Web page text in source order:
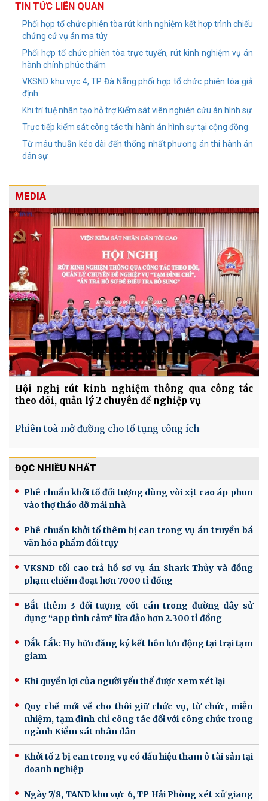
TIN TỨC LIÊN QUAN
Phối hợp tổ chức phiên tòa rút kinh nghiệm kết hợp trình chiếu
chứng cứ vụ án ma túy
Phối hợp tổ chức phiên tòa trực tuyến, rút kinh nghiệm vụ án
hành chính phúc thẩm
VKSND khu vực 4, TP Đà Nẵng phối hợp tổ chức phiên tòa giả
định
Khi trí tuệ nhân tạo hỗ trợ Kiểm sát viên nghiên cứu án hình sự
Trực tiếp kiểm sát công tác thi hành án hình sự tại cộng đồng
Từ mâu thuẫn kéo dài đến thống nhất phương án thi hành án
dân sự
MEDIA
Hội nghị rút kinh nghiệm thông qua công tác
theo dõi, quản lý 2 chuyên đề nghiệp vụ
Phiên toà mở đường cho tố tụng công ích
ĐỌC NHIỀU NHẤT
Phê chuẩn khởi tố đối tượng dùng vòi xịt cao áp phun
vào thợ tháo dỡ mái nhà
Phê chuẩn khởi tố thêm bị can trong vụ án truyền bá
văn hóa phẩm đồi trụy
VKSND tối cao trả hồ sơ vụ án Shark Thủy và đồng
phạm chiếm đoạt hơn 7000 tỉ đồng
Bắt thêm 3 đối tượng cốt cán trong đường dây sử
dụng “app tình cảm” lừa đảo hơn 2.300 tỉ đồng
Đắk Lắk: Hy hữu đăng ký kết hôn lưu động tại trại tạm
giam
Khi quyền lợi của người yếu thế được xem xét lại
Quy chế mới về cho thôi giữ chức vụ, từ chức, miễn
nhiệm, tạm đình chỉ công tác đối với công chức trong
ngành Kiểm sát nhân dân
Khởi tố 2 bị can trong vụ có dấu hiệu tham ô tài sản tại
doanh nghiệp
Ngày 7/8, TAND khu vực 6, TP Hải Phòng xét xử giang